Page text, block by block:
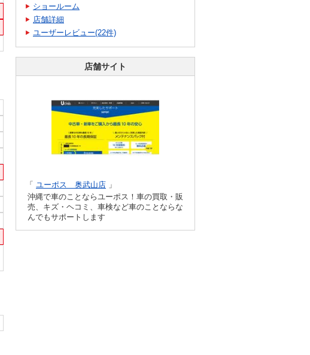
ショールーム
店舗詳細
ユーザーレビュー(22件)
店舗サイト
「 ユーポス 奥武山店 」
沖縄で車のことならユーポス！車の買取・販
売、キズ・ヘコミ、車検など車のことならな
んでもサポートします